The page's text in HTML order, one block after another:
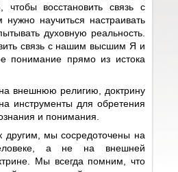
чтобы восстановить связь с
научиться настраивать
духовную реальность.
связь с нашим высшим Я и
понимание прямо из истока
внешнюю религию, доктрину
инструменты для обретения
и понимания.
другим, мы сосредоточены на
а не на внешней
Мы всегда помним, что